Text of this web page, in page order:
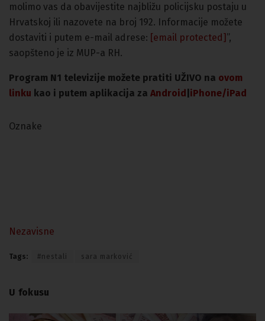
molimo vas da obavijestite najbližu policijsku postaju u
Hrvatskoj ili nazovete na broj 192. Informacije možete
dostaviti i putem e-mail adrese: [email protected] ”,
saopšteno je iz MUP-a RH.
Program N1 televizije možete pratiti UŽIVO na ovom
linku kao i putem aplikacija za Android iPhone/iPad
Oznake
Nezavisne
Tags: #nestali sara marković
U fokusu